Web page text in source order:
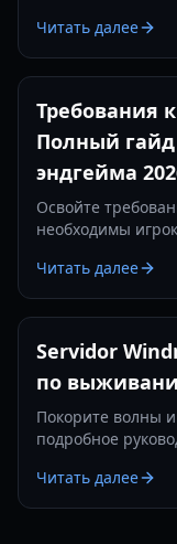
изготовив
Читать далее
Требования
Полный
эндгейма
Освойте
необходимы
предметах
Читать далее
Servidor
по
Покорите волны
подробное
году.
Читать далее